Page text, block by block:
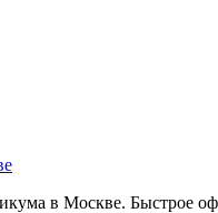
в Москве. Быстрое